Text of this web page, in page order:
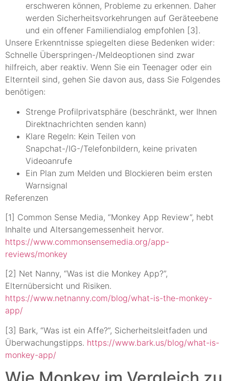
erschweren können, Probleme zu erkennen. Daher
werden Sicherheitsvorkehrungen auf Geräteebene
und ein offener Familiendialog empfohlen [3].
Unsere Erkenntnisse spiegelten diese Bedenken wider:
Schnelle Überspringen-/Meldeoptionen sind zwar
hilfreich, aber reaktiv. Wenn Sie ein Teenager oder ein
Elternteil sind, gehen Sie davon aus, dass Sie Folgendes
benötigen:
Strenge Profilprivatsphäre (beschränkt, wer Ihnen
Direktnachrichten senden kann)
Klare Regeln: Kein Teilen von
Snapchat-/IG-/Telefonbildern, keine privaten
Videoanrufe
Ein Plan zum Melden und Blockieren beim ersten
Warnsignal
Referenzen
[1] Common Sense Media, “Monkey App Review”, hebt
Inhalte und Altersangemessenheit hervor.
https://www.commonsensemedia.org/app-
reviews/monkey
[2] Net Nanny, “Was ist die Monkey App?”,
Elternübersicht und Risiken.
https://www.netnanny.com/blog/what-is-the-monkey-
app/
[3] Bark, “Was ist ein Affe?”, Sicherheitsleitfaden und
Überwachungstipps. https://www.bark.us/blog/what-is-
monkey-app/